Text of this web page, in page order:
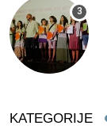
KATEGORIJE